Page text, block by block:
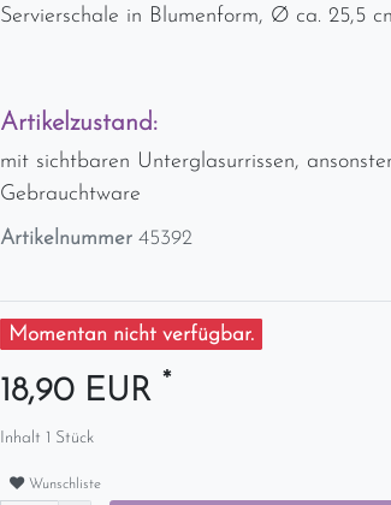
Servierschale in Blumenform, Ø ca. 25,5
Artikelzustand:
mit sichtbaren Unterglasurrissen,
Gebrauchtware
Artikelnummer 45392
Momentan nicht verfügbar.
18,90 EUR *
Inhalt 1 Stück
Wunschliste